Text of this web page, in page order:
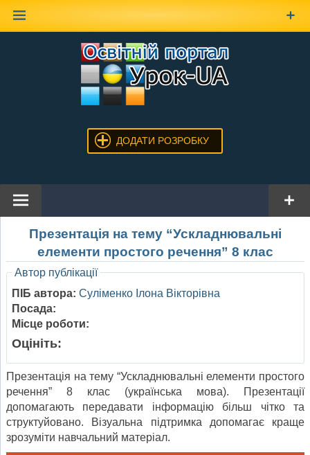
ДОДАТИ РОЗРОБКУ
Презентація на тему “Ускладнювальні
елементи простого речення” 8 клас
Автор публікації
ПІБ автора: Суліменко Ілона Вікторівна
Посада:
Місце роботи:
Оцініть:
Презентація на тему “Ускладнювальні елементи простого
речення” 8 клас (українська мова). Презентації
допомагають передавати інформацію більш чітко та
структуйовано. Візуальна підтримка допомагає краще
зрозуміти навчальний матеріал.